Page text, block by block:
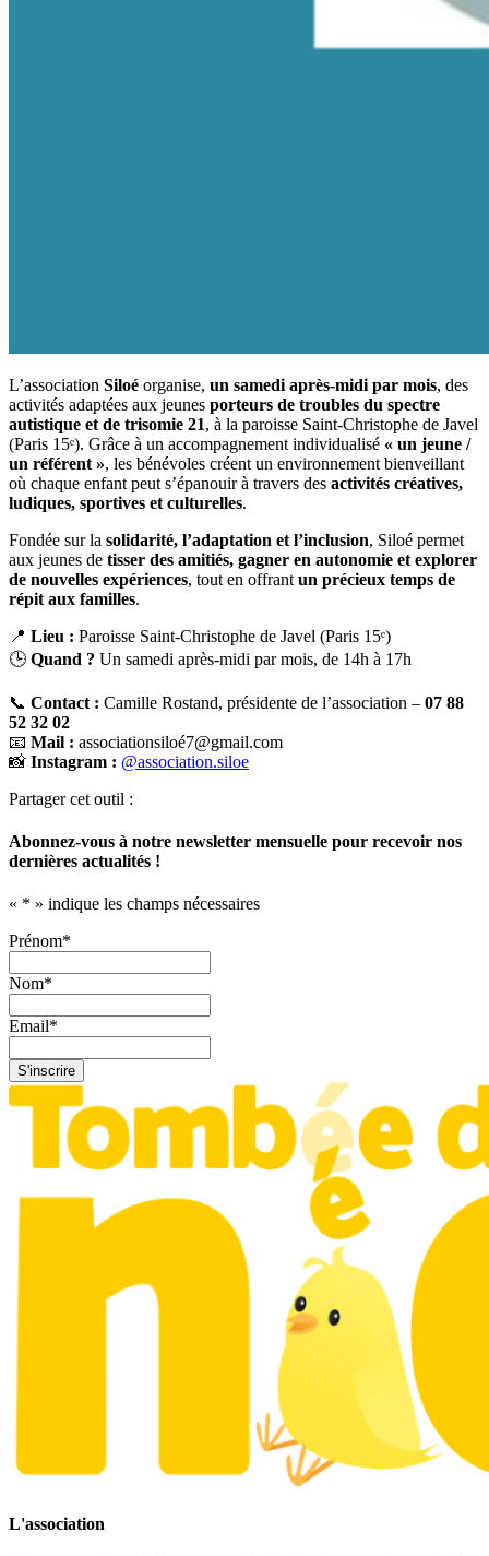
L’association Siloé organise, un samedi après-midi par mois, des
activités adaptées aux jeunes porteurs de troubles du spectre
autistique et de trisomie 21, à la paroisse Saint-Christophe de Javel
(Paris 15ᵉ). Grâce à un accompagnement individualisé « un jeune /
un référent », les bénévoles créent un environnement bienveillant
où chaque enfant peut s’épanouir à travers des activités créatives,
ludiques, sportives et culturelles.
Fondée sur la solidarité, l’adaptation et l’inclusion, Siloé permet
aux jeunes de tisser des amitiés, gagner en autonomie et explorer
de nouvelles expériences, tout en offrant un précieux temps de
répit aux familles.
📍 Lieu : Paroisse Saint-Christophe de Javel (Paris 15ᵉ)
🕒 Quand ? Un samedi après-midi par mois, de 14h à 17h
📞 Contact : Camille Rostand, présidente de l’association – 07 88
52 32 02
📧 Mail : associationsiloé7@gmail.com
📸 Instagram : @association.siloe
Partager cet outil :
Abonnez-vous à notre newsletter mensuelle pour recevoir nos
dernières actualités !
« * » indique les champs nécessaires
Prénom*
Nom*
Email*
L'association